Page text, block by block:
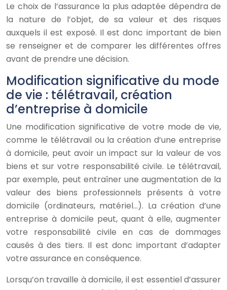
Le choix de l’assurance la plus adaptée dépendra de
la nature de l’objet, de sa valeur et des risques
auxquels il est exposé. Il est donc important de bien
se renseigner et de comparer les différentes offres
avant de prendre une décision.
Modification significative du mode
de vie : télétravail, création
d’entreprise à domicile
Une modification significative de votre mode de vie,
comme le télétravail ou la création d’une entreprise
à domicile, peut avoir un impact sur la valeur de vos
biens et sur votre responsabilité civile. Le télétravail,
par exemple, peut entraîner une augmentation de la
valeur des biens professionnels présents à votre
domicile (ordinateurs, matériel…). La création d’une
entreprise à domicile peut, quant à elle, augmenter
votre responsabilité civile en cas de dommages
causés à des tiers. Il est donc important d’adapter
votre assurance en conséquence.
Lorsqu’on travaille à domicile, il est essentiel d’assurer